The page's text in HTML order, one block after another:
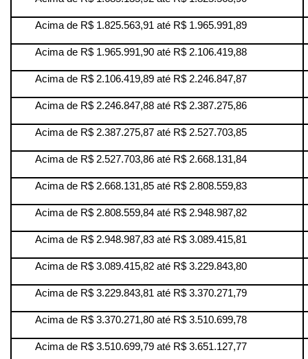
Acima de R$ 1.825.563,91 até R$ 1.965.991,89
Acima de R$ 1.965.991,90 até R$ 2.106.419,88
Acima de R$ 2.106.419,89 até R$ 2.246.847,87
Acima de R$ 2.246.847,88 até R$ 2.387.275,86
Acima de R$ 2.387.275,87 até R$ 2.527.703,85
Acima de R$ 2.527.703,86 até R$ 2.668.131,84
Acima de R$ 2.668.131,85 até R$ 2.808.559,83
Acima de R$ 2.808.559,84 até R$ 2.948.987,82
Acima de R$ 2.948.987,83 até R$ 3.089.415,81
Acima de R$ 3.089.415,82 até R$ 3.229.843,80
Acima de R$ 3.229.843,81 até R$ 3.370.271,79
Acima de R$ 3.370.271,80 até R$ 3.510.699,78
Acima de R$ 3.510.699,79 até R$ 3.651.127,77